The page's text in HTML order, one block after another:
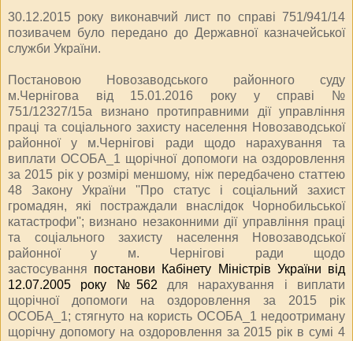
30.12.2015 року виконавчий лист по справі 751/941/14
позивачем було передано до Державної казначейської
служби України.
Постановою Новозаводського районного суду
м.Чернігова від 15.01.2016 року у справі №
751/12327/15а визнано протиправними дії управління
праці та соціального захисту населення Новозаводської
районної у м.Чернігові ради щодо нарахування та
виплати ОСОБА_1 щорічної допомоги на оздоровлення
за 2015 рік у розмірі меншому, ніж передбачено статтею
48 Закону України ''Про статус і соціальний захист
громадян, які постраждали внаслідок Чорнобильської
катастрофи''; визнано незаконними дії управління праці
та соціального захисту населення Новозаводської
районної у м. Чернігові ради щодо
застосування постанови Кабінету Міністрів України від
12.07.2005 року №562 для нарахування і виплати
щорічної допомоги на оздоровлення за 2015 рік
ОСОБА_1; стягнуто на користь ОСОБА_1 недоотриману
щорічну допомогу на оздоровлення за 2015 рік в сумі 4